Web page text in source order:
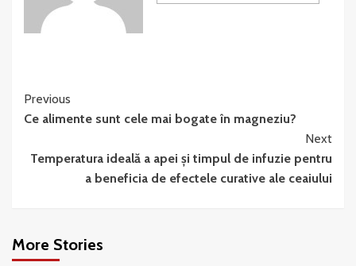
Continue
Reading
Previous
Ce alimente sunt cele mai bogate în magneziu?
Next
Temperatura ideală a apei și timpul de infuzie pentru
a beneficia de efectele curative ale ceaiului
More Stories